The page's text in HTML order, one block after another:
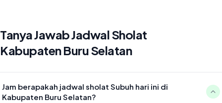
Tanya Jawab Jadwal Sholat
Kabupaten Buru Selatan
Jam berapakah jadwal sholat Subuh hari ini di
Kabupaten Buru Selatan?